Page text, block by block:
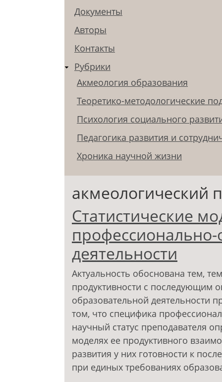
Документы
Авторы
Контакты
Рубрики
Акмеология образования
Теоретико-методологические
Психология социального
Педагогика развития и
Хроника научной жизни
акмеологический
Статистические
деятельности
Актуальность обоснована тем,
продуктивности с последующим
образовательной деятельности
том, что специфика
научный статус преподавателя
моделях ее продуктивного
развития у них готовности к
при единых требованиях